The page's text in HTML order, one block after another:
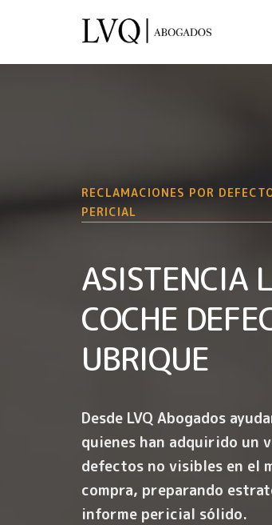
RECLAMACIONES POR
PERICIAL
ASISTENCIA
COCHE
UBRIQUE
Desde LVQ Abogados
quienes han adquirido un
defectos no visibles en el
compra, preparando
informe pericial sólido.